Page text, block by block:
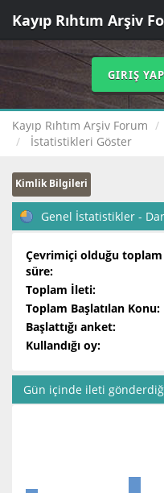
Kayıp Rıhtım Arşiv
GIRIŞ YAP
Kayıp Rıhtım Arşiv Forum
İstatistikleri Göster
Kimlik Bilgileri
Genel İstatistikler -
Çevrimiçi olduğu toplam
süre:
Toplam İleti:
Toplam Başlatılan Konu:
Başlattığı anket:
Kullandığı oy:
Gün içinde ileti